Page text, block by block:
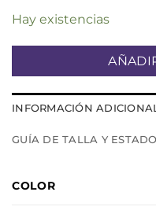
Hay existencias
INFORMACIÓN
GUÍA DE TALLA Y
COLOR